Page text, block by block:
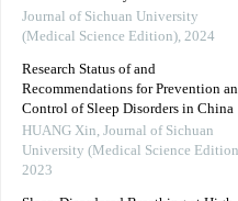
Journal of Sichuan University
(Medical Science Edition), 2024
Research Status of and
Recommendations for Prevention
Control of Sleep Disorders in China
HUANG Xin, Journal of Sichuan
University (Medical Science
2023